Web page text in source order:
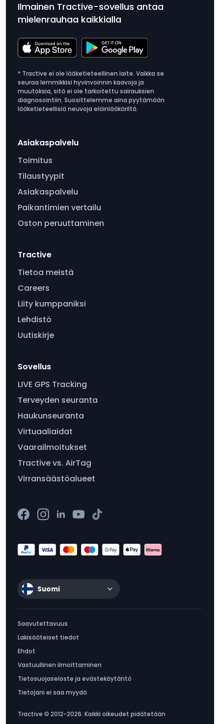
Ilmainen Tractive-sovellus antaa
mielenrauhaa kaikkialla
* Tractive ei ole lääketieteellinen laite. Vaikka se
seuraa lemmikkisi hyvinvoinnin kaavoja ja
muutoksia, sitä ei ole tarkoitettu sairauksien
diagnosointiin. Suosittelemme aina pyytämään
lääketieteellisiä neuvoja eläinlääkäriltä.
Asiakaspalvelu
Toimitus
Tilaustyypit
Asiakaspalvelu
Paikantimien vertailu
Oston peruuttaminen
Tractive
Tietoa meistä
Careers
Liity kumppaniksi
Lehdistö
Uutiskirje
Sovellus
LIVE GPS Tracking
Terveyden seuranta
Haukunseuranta
Virtuaaliaidat
Vaarailmoitukset
Tractive vs. AirTag
Virransäästöalueet
Suomi
Saavutettavuus
Lakisääteiset tiedot
Ehdot
Vastuullinen ilmoittaminen
Tietosuojaseloste ja evästekäytäntö
Tietojani ei saa myydä
Tractive © 2012-2026. Kaikki oikeudet pidätetään